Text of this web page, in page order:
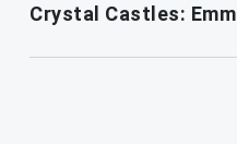
Crystal Castles: